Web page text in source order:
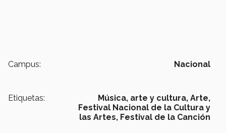
Campus: Nacional
Etiquetas: Música, arte y cultura, Arte,
Festival Nacional de la Cultura y
las Artes, Festival de la Canción